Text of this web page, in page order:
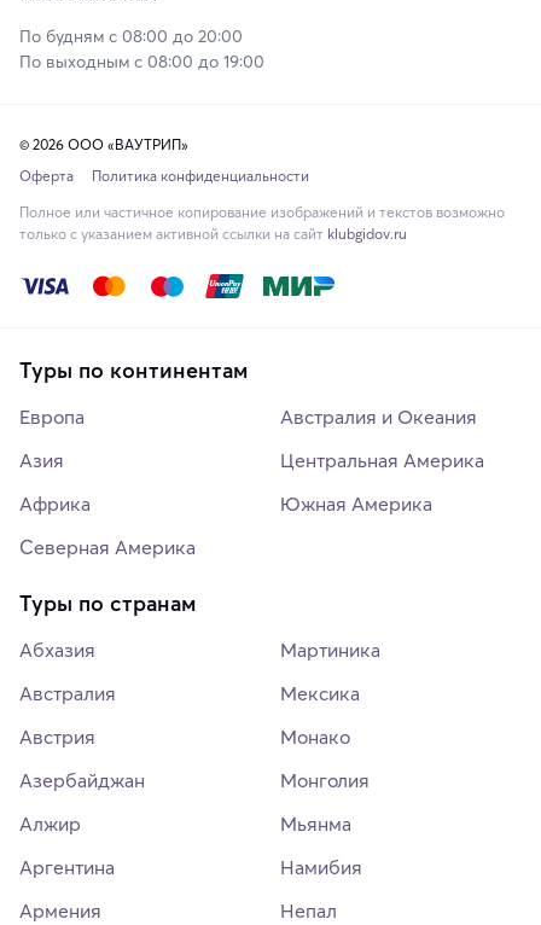
По будням с 08:00 до 20:00
По выходным с 08:00 до 19:00
© 2026 ООО «ВАУТРИП»
Оферта
Политика конфиденциальности
Полное или частичное копирование изображений и текстов возможно
только с указанием активной ссылки на сайт klubgidov.ru
Туры по континентам
Европа
Азия
Африка
Северная Америка
Австралия и Океания
Центральная Америка
Южная Америка
Туры по странам
Абхазия
Австралия
Австрия
Азербайджан
Алжир
Аргентина
Армения
Мартиника
Мексика
Монако
Монголия
Мьянма
Намибия
Непал